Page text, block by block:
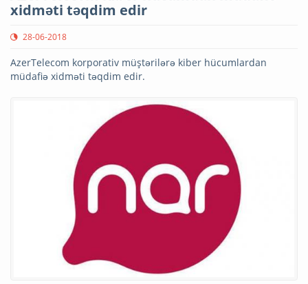
xidməti təqdim edir
28-06-2018
AzerTelecom korporativ müştərilərə kiber hücumlardan
müdafiə xidməti təqdim edir.